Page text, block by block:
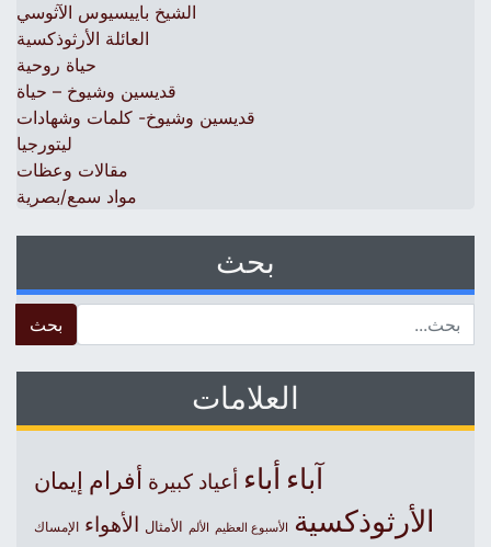
الشيخ باييسيوس الآثوسي
العائلة الأرثوذكسية
حياة روحية
قديسين وشيوخ – حياة
قديسين وشيوخ- كلمات وشهادات
ليتورجيا
مقالات وعظات
مواد سمع/بصرية
بحث
العلامات
آباءأباء أعياد كبيرة أفرام إيمان
الأرثوذكسية الأسبوع العظيم الألم الأمثال الأهواء الإمساك